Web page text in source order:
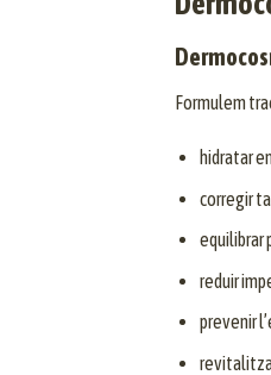
Formulem
hidratar
corregir
equilibrar
reduir
prevenir